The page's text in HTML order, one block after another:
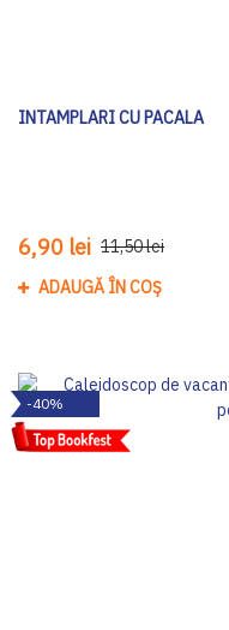
INTAMPLARI CU PACALA
6,90 lei 11,50 lei
ADAUGĂ ÎN COȘ
-40%